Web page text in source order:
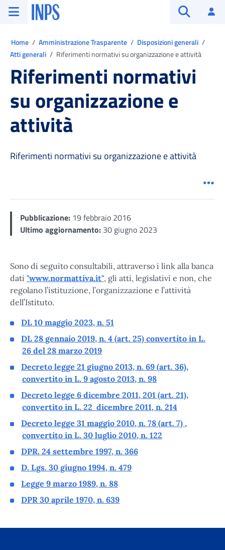
Vai al menu principale
Vai al contenuto principale
Vai al pie' di pagina
INPS ()
Home Amministrazione Trasparente
Disposizioni generali
Atti generali
Riferimenti normativi su organizzazione e attività
Riferimenti normativi
su organizzazione e
attività
Riferimenti normativi su organizzazione e attività
Pubblicazione: 19 febbraio 2016
Ultimo aggiornamento: 30 giugno 2023
Sono di seguito consultabili, attraverso i link alla banca
dati "www.normattiva.it", gli atti, legislativi e non, che
regolano l’istituzione, l’organizzazione e l’attività
dell’Istituto.
DL 10 maggio 2023, n. 51
DL 28 gennaio 2019, n. 4 (art. 25) convertito in L.
26 del 28 marzo 2019
Decreto legge 21 giugno 2013, n. 69 (art. 36),
convertito in L. 9 agosto 2013, n. 98
Decreto legge 6 dicembre 2011, 201 (art. 21),
convertito in L. 22 dicembre 2011, n. 214
Decreto legge 31 maggio 2010, n. 78 (art. 7) ,
convertito in L. 30 luglio 2010, n. 122
DPR. 24 settembre 1997, n. 366
D. Lgs. 30 giugno 1994, n. 479
Legge 9 marzo 1989, n. 88
DPR 30 aprile 1970, n. 639